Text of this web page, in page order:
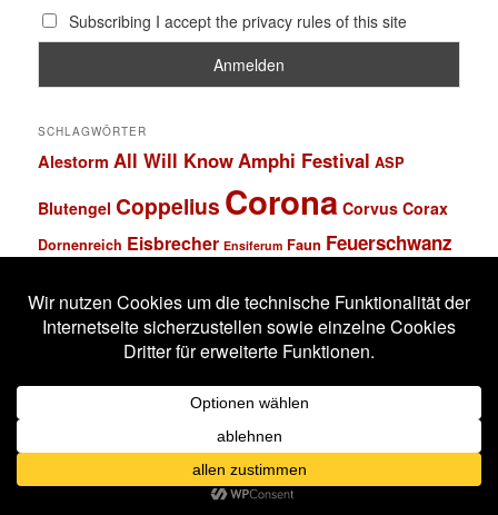
Subscribing I accept the privacy rules of this site
SCHLAGWÖRTER
Alestorm All Will KnowAmphi Festival ASP
Blutengel Coppelius Corona Corvus Corax
Dornenreich Eisbrecher Ensiferum Faun Feuerschwanz
Hexentanz Festival Hildesheim Hämatom
Köln Leipzig Letzte Instanz
Lord Of The Lost M'era Luna Festival
Mono Inc.
MS Connexion Ost+Front